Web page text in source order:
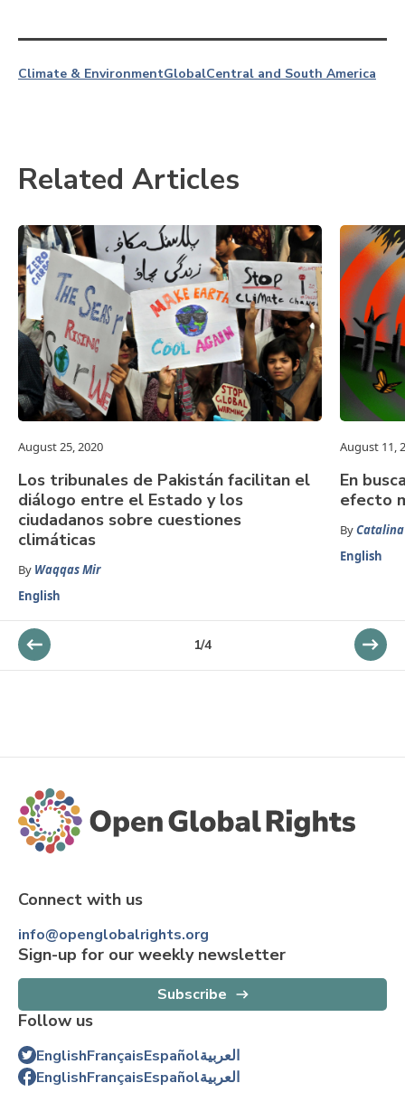
Climate & EnvironmentGlobalCentral and South America
Related Articles
August 25, 2020
Los tribunales de Pakistán facilitan el
diálogo entre el Estado y los
ciudadanos sobre cuestiones
climáticas
By Waqqas Mir
English
August 11,
En
efecto
By
English
1/4
Connect with us
info@openglobalrights.org
Sign-up for our weekly newsletter
Subscribe
Follow us
EnglishFrançaisEspañolالعربية
EnglishFrançaisEspañolالعربية